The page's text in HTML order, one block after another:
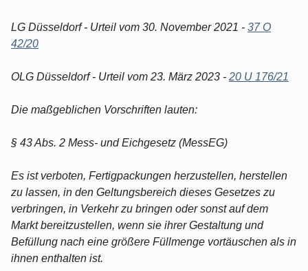
LG Düsseldorf - Urteil vom 30. November 2021 - 37 O
42/20
OLG Düsseldorf - Urteil vom 23. März 2023 - 20 U 176/21
Die maßgeblichen Vorschriften lauten:
§ 43 Abs. 2 Mess- und Eichgesetz (MessEG)
Es ist verboten, Fertigpackungen herzustellen, herstellen
zu lassen, in den Geltungsbereich dieses Gesetzes zu
verbringen, in Verkehr zu bringen oder sonst auf dem
Markt bereitzustellen, wenn sie ihrer Gestaltung und
Befüllung nach eine größere Füllmenge vortäuschen als in
ihnen enthalten ist.